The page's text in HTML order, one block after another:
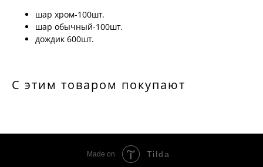
шар хром-100шт.
шар обычный-100шт.
дождик 600шт.
С этим товаром покупают
Made on Tilda